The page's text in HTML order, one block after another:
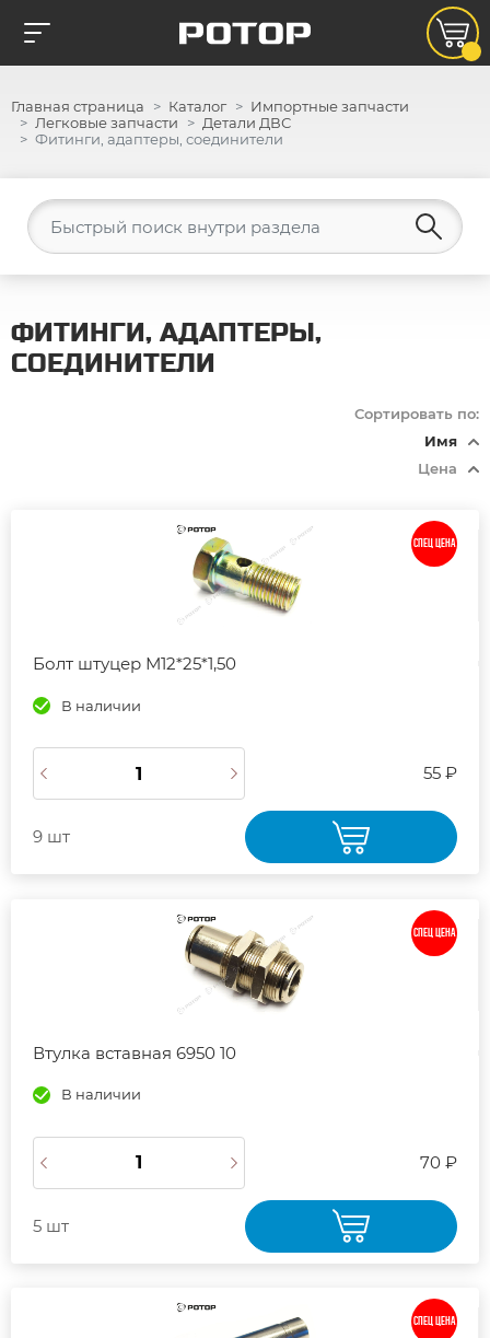
Главная страница Каталог
Импортные запчасти
Легковые запчасти
Детали ДВС
Фитинги, адаптеры, соединители
ФИТИНГИ, АДАПТЕРЫ,
СОЕДИНИТЕЛИ
Сортировать по:
Имя
Цена
СПЕЦ ЦЕНА
Болт штуцер М12*25*1,50
В наличии
55 ₽
9 шт
СПЕЦ ЦЕНА
Втулка вставная 6950 10
В наличии
70 ₽
5 шт
СПЕЦ ЦЕНА